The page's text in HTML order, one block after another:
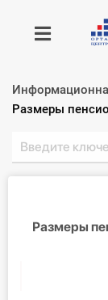
Получить
Купить
Формы
Текущий:
Размеры
Размеры